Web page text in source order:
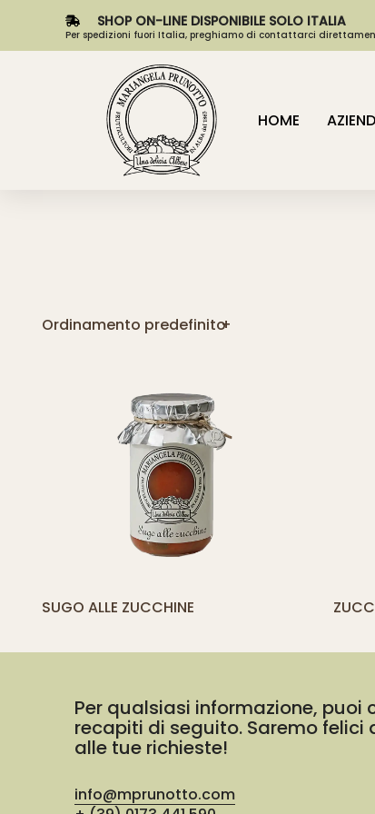
SHOP ON-LINE DISPONIBILE SOLO ITALIA
Per spedizioni fuori Italia, preghiamo di contattarci
HOME
Ordinamento predefinito
[yith_compare_button]
SUGO ALLE ZUCCHINE
Per qualsiasi informazione, puoi
recapiti di seguito. Saremo felici
alle tue richieste!
info@mprunotto.com